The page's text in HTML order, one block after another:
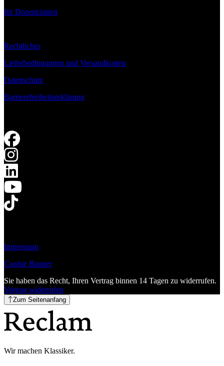
für Dozent:innen
Rechtliches
Lieferbedingungen und Versandkosten
Datenschutz
Barrierefreiheitserklärung
Impressum
Cookie Banner
Sie haben das Recht, Ihren Vertrag binnen 14 Tagen zu widerrufen.
Vertrag widerrufen
Zum Seitenanfang
Wir machen Klassiker.